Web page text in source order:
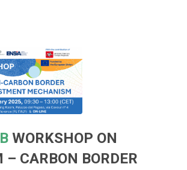
WORKSHOP ON
– CARBON BORDER